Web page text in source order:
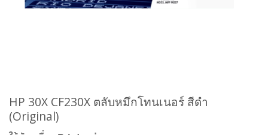
HP 30X CF230X ตลับหมึกโทนเนอร์ สีดำ
(Original)